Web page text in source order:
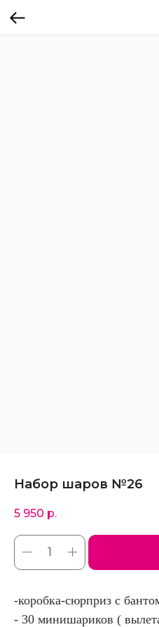
Набор шаров №26
5 950 р.
-коробка-сюрприз с
- 30 минишариков (